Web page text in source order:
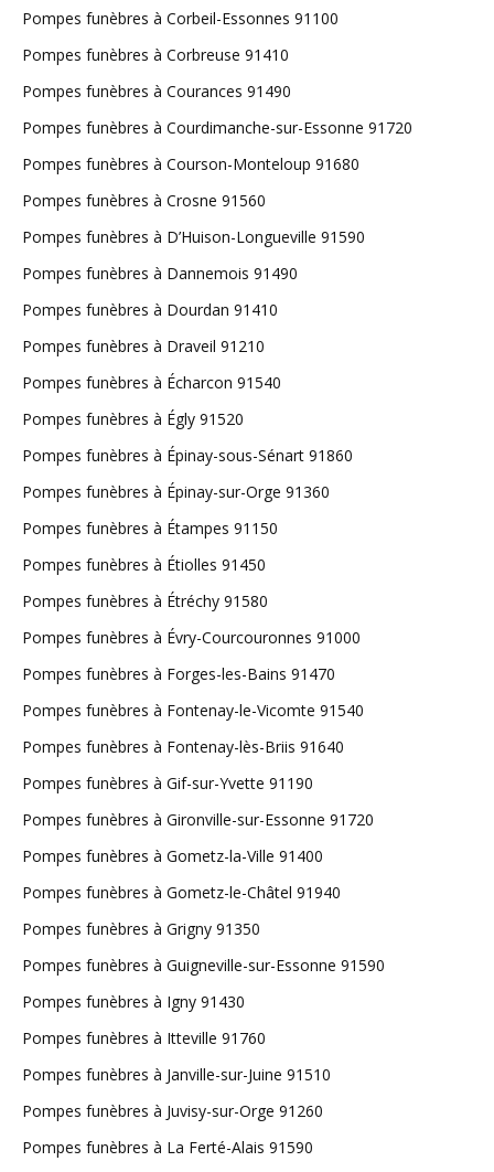
Pompes funèbres à Corbeil-Essonnes 91100
Pompes funèbres à Corbreuse 91410
Pompes funèbres à Courances 91490
Pompes funèbres à Courdimanche-sur-Essonne 91720
Pompes funèbres à Courson-Monteloup 91680
Pompes funèbres à Crosne 91560
Pompes funèbres à D’Huison-Longueville 91590
Pompes funèbres à Dannemois 91490
Pompes funèbres à Dourdan 91410
Pompes funèbres à Draveil 91210
Pompes funèbres à Écharcon 91540
Pompes funèbres à Égly 91520
Pompes funèbres à Épinay-sous-Sénart 91860
Pompes funèbres à Épinay-sur-Orge 91360
Pompes funèbres à Étampes 91150
Pompes funèbres à Étiolles 91450
Pompes funèbres à Étréchy 91580
Pompes funèbres à Évry-Courcouronnes 91000
Pompes funèbres à Forges-les-Bains 91470
Pompes funèbres à Fontenay-le-Vicomte 91540
Pompes funèbres à Fontenay-lès-Briis 91640
Pompes funèbres à Gif-sur-Yvette 91190
Pompes funèbres à Gironville-sur-Essonne 91720
Pompes funèbres à Gometz-la-Ville 91400
Pompes funèbres à Gometz-le-Châtel 91940
Pompes funèbres à Grigny 91350
Pompes funèbres à Guigneville-sur-Essonne 91590
Pompes funèbres à Igny 91430
Pompes funèbres à Itteville 91760
Pompes funèbres à Janville-sur-Juine 91510
Pompes funèbres à Juvisy-sur-Orge 91260
Pompes funèbres à La Ferté-Alais 91590